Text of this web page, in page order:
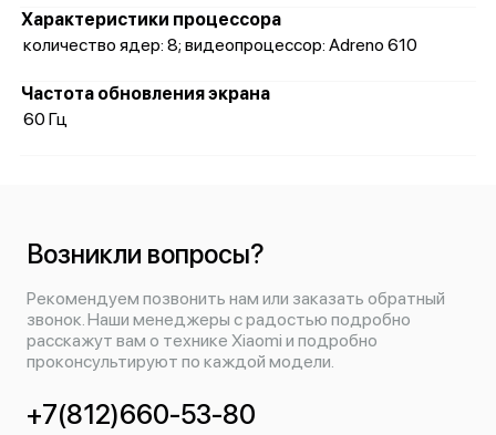
Характеристики процессора
количество ядер: 8; видеопроцессор: Adreno 610
Частота обновления экрана
60 Гц
Возникли вопросы?
Рекомендуем позвонить нам или заказать обратный
звонок. Наши менеджеры с радостью подробно
расскажут вам о технике Xiaomi и подробно
проконсультируют по каждой модели.
+7(812)660-53-80